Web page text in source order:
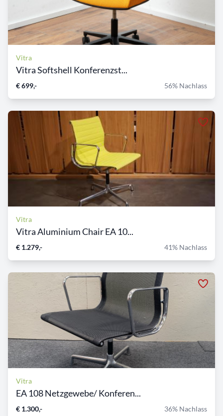
Vitra
Vitra Softshell Konferenzst...
€ 699,- 56% Nachlass
Vitra
Vitra Aluminium Chair EA 10...
€ 1.279,- 41% Nachlass
Vitra
EA 108 Netzgewebe/ Konferen...
€ 1.300,- 36% Nachlass